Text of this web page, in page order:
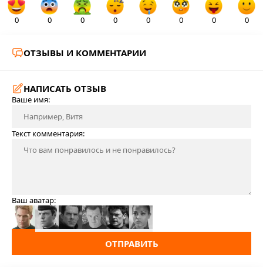
0 0 0 0 0 0 0 0
ОТЗЫВЫ И КОММЕНТАРИИ
НАПИСАТЬ ОТЗЫВ
Ваше имя:
Текст комментария:
Ваш аватар:
ОТПРАВИТЬ